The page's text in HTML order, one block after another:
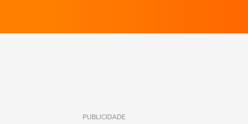
PUBLICIDADE